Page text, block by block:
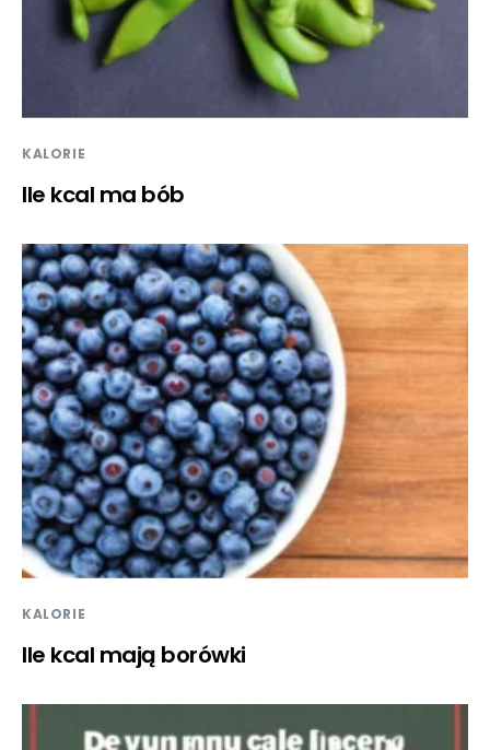
KALORIE
Ile kcal ma bób
KALORIE
Ile kcal mają borówki